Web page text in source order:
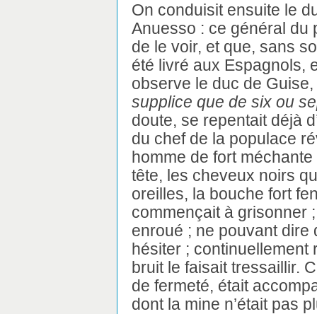
On conduisit ensuite le
Anuesso : ce général du
de le voir, et que, sans
été livré aux Espagnols,
observe le duc de Guise,
supplice que de six ou
doute, se repentait déjà
du chef de la populace
homme de fort
tête, les cheveux noirs
oreilles, la bouche fort
commençait à grisonner
enroué ; ne pouvant
hésiter ; continuellement
bruit le faisait tressaillir.
de fermeté, était
dont la mine n’était pas